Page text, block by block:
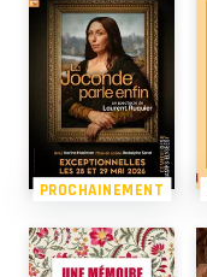
PROCHAINEMENT